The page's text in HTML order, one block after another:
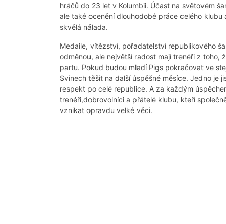
hráčů do 23 let v Kolumbii. Účast na světovém
ale také ocenění dlouhodobé práce celého
skvělá nálada.
Medaile, vítězství, pořadatelství republikového
odměnou, ale největší radost mají trenéři z
partu. Pokud budou mladí Pigs pokračovat ve
Svinech těšit na další úspěšné měsíce. Jedno
respekt po celé republice. A za každým
trenéři,dobrovolníci a přátelé klubu, kteří
vznikat opravdu velké věci.